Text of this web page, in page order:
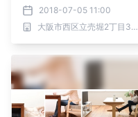
ラが少なく上手に焼ける全
面ヒーター搭載～
2018-07-05 11:00
大阪市西区立売堀2丁目3番16号 株式会社山善 (証券コード：8051)